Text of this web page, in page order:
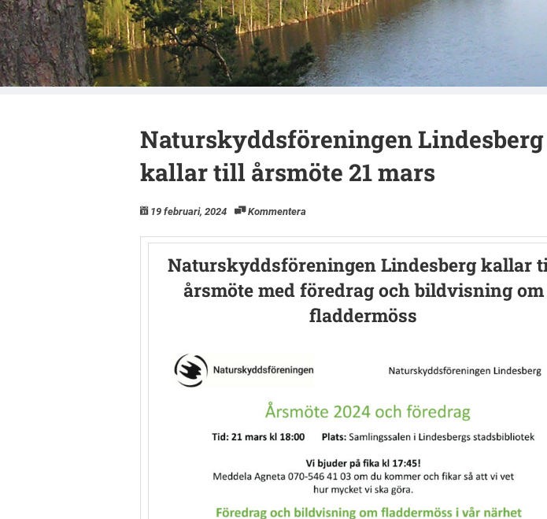
Naturskyddsföreningen
Naturskyddsföreningen Lindesberg
kallar till årsmöte 21 mars
19 februari, 2024 Kommentera
Naturskyddsföreningen Lindesberg kallar
årsmöte med föredrag och bildvisning om
fladdermöss